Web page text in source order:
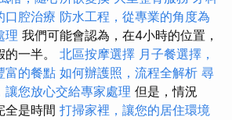
口腔治療 防水工程，從專業的角度為
理 我們可能會認為，在4小時的位置，
一半。 北區按摩選擇 月子餐選擇，
富的餐點 如何辦護照，流程全解析 尋
您放心交給專家處理 但是，情況
全是時間 打掃家裡，讓您的居住環境